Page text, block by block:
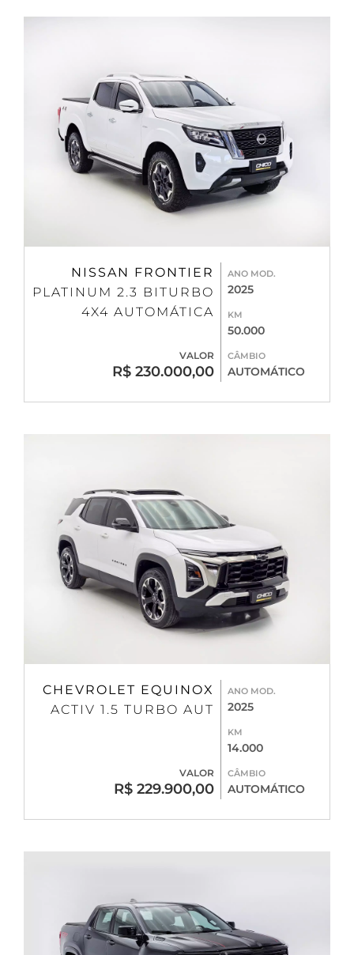
NISSAN FRONTIER
PLATINUM 2.3 BITURBO
4X4 AUTOMÁTICA
VALOR
R$ 230.000,00
ANO MOD.
2025
KM
50.000
CÂMBIO
AUTOMÁTICO
CHEVROLET EQUINOX
ACTIV 1.5 TURBO AUT
VALOR
R$ 229.900,00
ANO MOD.
2025
KM
14.000
CÂMBIO
AUTOMÁTICO